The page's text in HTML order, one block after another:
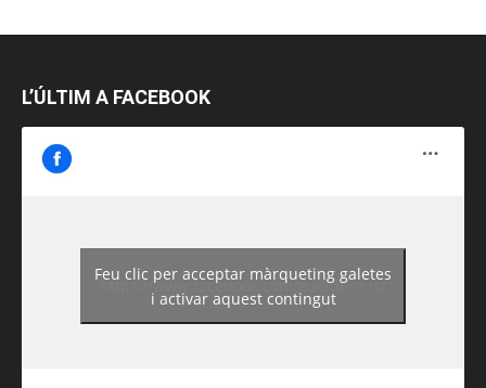
L’ÚLTIM A FACEBOOK
https://www.facebook.com/guiadereus/
Feu clic per acceptar màrqueting galetes
i activar aquest contingut